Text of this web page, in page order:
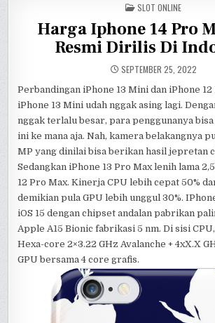
POSTED
IN
SLOT ONLINE
Harga Iphone 14 Pro
Resmi Dirilis Di
SEPTEMBER 25, 2022
Perbandingan iPhone 13 Mini dan iPhone
iPhone 13 Mini udah nggak asing lagi.
nggak terlalu besar, para penggunanya
ini ke mana aja. Nah, kamera belakangnya
MP yang dinilai bisa berikan hasil jepretan
Sedangkan iPhone 13 Pro Max lenih lama
12 Pro Max. Kinerja CPU lebih cepat 50%
demikian pula GPU lebih unggul 30%.
iOS 15 dengan chipset andalan pabrikan
Apple A15 Bionic fabrikasi 5 nm. Di sisi
Hexa-core 2×3.22 GHz Avalanche + 4xX.X
GPU bersama 4 core grafis.